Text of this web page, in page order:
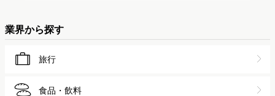
業界から探す
旅行
食品・飲料